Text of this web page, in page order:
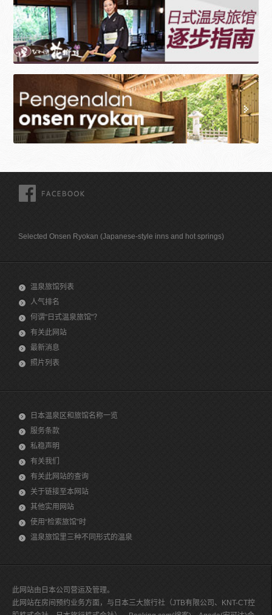
Selected Onsen Ryokan (Japanese-style inns and hot springs)
温泉旅馆列表
人气排名
何谓"日式温泉旅馆"？
有关此网站
最新消息
照片列表
日本温泉区和旅馆名称一览
服务条款
私稳声明
有关我们
有关此网站的查询
关于链接至本网站
其他实用网站
使用“检索旅馆”时
温泉旅馆里三种不同形式的温泉
此网站由日本公司营运及管理。
此网站在房间预约业务方面，与日本三大旅行社（JTB有限公司、KNT-CT控